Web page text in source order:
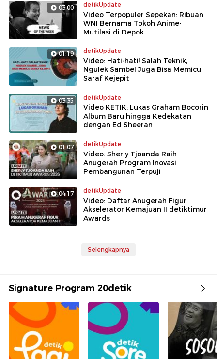
03:00 detikUpdate
Video Terpopuler Sepekan: Ribuan
WNI Bernama Tokoh Anime-
Mutilasi di Depok
01:19 detikUpdate
Video: Hati-hati! Salah Teknik,
Ngulek Sambel Juga Bisa Memicu
Saraf Kejepit
03:35 detikUpdate
Video KETIK: Lukas Graham Bocorin
Album Baru hingga Kedekatan
dengan Ed Sheeran
01:07 detikUpdate
Video: Sherly Tjoanda Raih
Anugerah Program Inovasi
Pembangunan Terpuji
04:17 detikUpdate
Video: Daftar Anugerah Figur
Akselerator Kemajuan II detiktimur
Awards
Selengkapnya
Signature Program 20detik